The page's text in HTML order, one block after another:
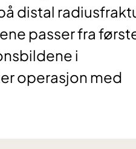
distal
passer fra
i
operasjon med